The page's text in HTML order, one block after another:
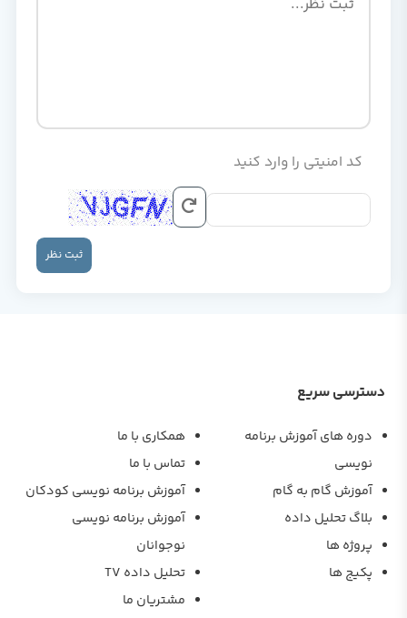
کد امنیتی را وارد کنید
ثبت نظر
دسترسی سریع
دوره های آموزش برنامه
نویسی
آموزش گام به گام
بلاگ تحلیل داده
پروژه ها
پکیج ها
همکاری با ما
تماس با ما
آموزش برنامه نویسی کودکان
آموزش برنامه نویسی
نوجوانان
تحلیل داده TV
مشتریان ما